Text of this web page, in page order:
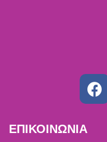
ΕΠΙΚΟΙΝΩΝΙΑ